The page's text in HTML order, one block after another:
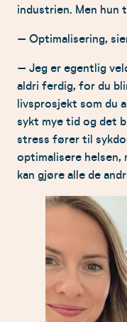
industrien. Men hun
– Optimalisering,
– Jeg er egentlig
aldri ferdig, for du
livsprosjekt som du
sykt mye tid og det
stress fører til
optimalisere helsen,
kan gjøre alle de